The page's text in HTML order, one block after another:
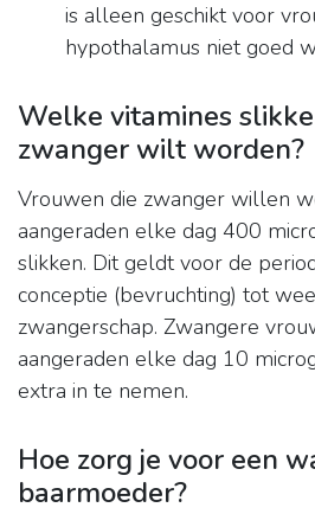
is alleen geschikt voor
hypothalamus niet goed
Welke vitamines
zwanger wilt worden?
Vrouwen die zwanger willen
aangeraden elke dag 400
slikken. Dit geldt voor de
conceptie (bevruchting) tot
zwangerschap. Zwangere
aangeraden elke dag 10
extra in te nemen.
Hoe zorg je voor een
baarmoeder?